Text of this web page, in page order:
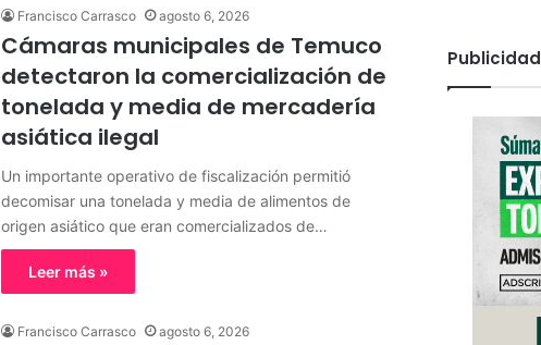
Francisco Carrasco agosto 6, 2026
Cámaras municipales de Temuco
detectaron la comercialización de
tonelada y media de mercadería
asiática ilegal
Un importante operativo de fiscalización permitió
decomisar una tonelada y media de alimentos de
origen asiático que eran comercializados de…
Leer más »
Francisco Carrasco agosto 6, 2026
Publicidad